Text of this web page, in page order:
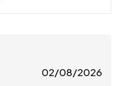
02/08/2026